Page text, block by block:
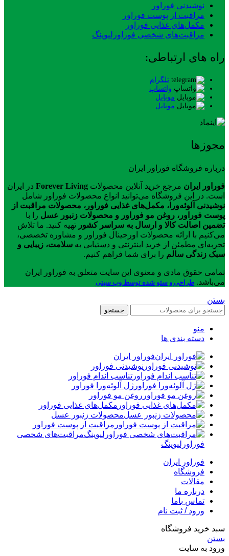
نوشیدنی فوراور
مراقبت از پوست فوراور
مکمل‌های غذایی فوراور
مراقبت‌های شخصی فوراورلیوینگ
راه های ارتباطی:
تلگرام
واتساپ
موبایل
موبایل
مجوزها
درباره فروشگاه فوراور ایران
فوراور ایران مرجع خرید آنلاین محصولات Forever Living در ایران
است. در این فروشگاه می‌توانید انواع محصولات فوراور شامل
نوشیدنی آلوئه‌ورا، مکمل‌های غذایی فوراور، محصولات مراقبت از
پوست فوراور، روغن مو فوراور و محصولات زنبور عسل را با
تضمین اصالت کالا و ارسال به سراسر کشور تهیه کنید. ما تلاش
می‌کنیم با ارائه محصولات اورجینال فوراور و مشاوره تخصصی،
تجربه‌ای مطمئن از خرید اینترنتی و دستیابی به سلامت، زیبایی و
سبک زندگی سالم را برای شما فراهم کنیم.
تمامی حقوق مادی و معنوی این سایت متعلق به فوراور ایران
می‌باشد. طراحی و سئو شده توسط وب سیتی
بستن
جستجو
منو
دسته بندی ها
فوراور ایران
نوشیدنی فوراور
تناسب اندام فوراور
ژل آلوئه‌ورا فوراور
روغن مو فوراور
مکمل‌های غذایی فوراور
محصولات زنبور عسل
مراقبت از پوست فوراور
مراقبت‌های شخصی
فوراورلیوینگ
فوراور ایران
فروشگاه
مقالات
درباره ما
تماس باما
ورود / ثبت نام
سبد خرید فروشگاه
بستن
ورود به سایت